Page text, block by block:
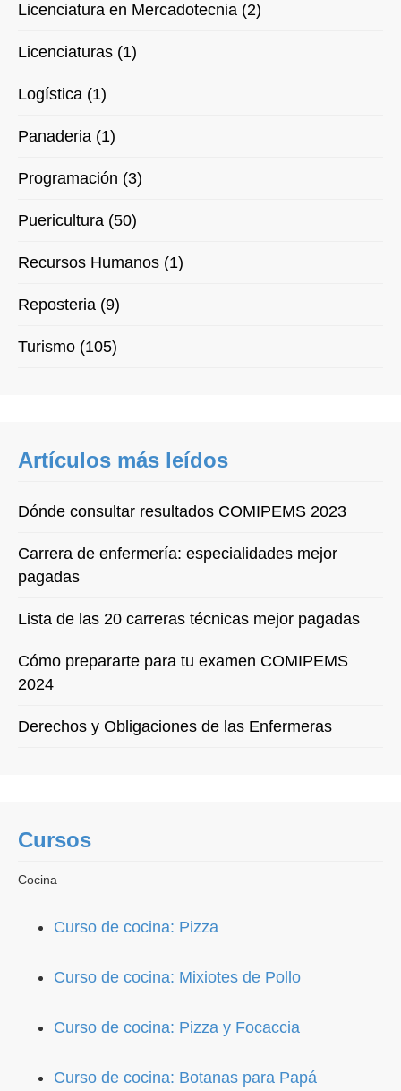
Licenciatura en Mercadotecnia (2)
Licenciaturas (1)
Logística (1)
Panaderia (1)
Programación (3)
Puericultura (50)
Recursos Humanos (1)
Reposteria (9)
Turismo (105)
Artículos más leídos
Dónde consultar resultados COMIPEMS 2023
Carrera de enfermería: especialidades mejor
pagadas
Lista de las 20 carreras técnicas mejor pagadas
Cómo prepararte para tu examen COMIPEMS
2024
Derechos y Obligaciones de las Enfermeras
Cursos
Cocina
Curso de cocina: Pizza
Curso de cocina: Mixiotes de Pollo
Curso de cocina: Pizza y Focaccia
Curso de cocina: Botanas para Papá